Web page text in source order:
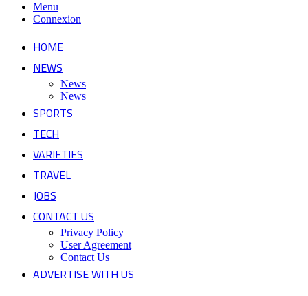
Menu
Connexion
HOME
NEWS
News
News
SPORTS
TECH
VARIETIES
TRAVEL
JOBS
CONTACT US
Privacy Policy
User Agreement
Contact Us
ADVERTISE WITH US